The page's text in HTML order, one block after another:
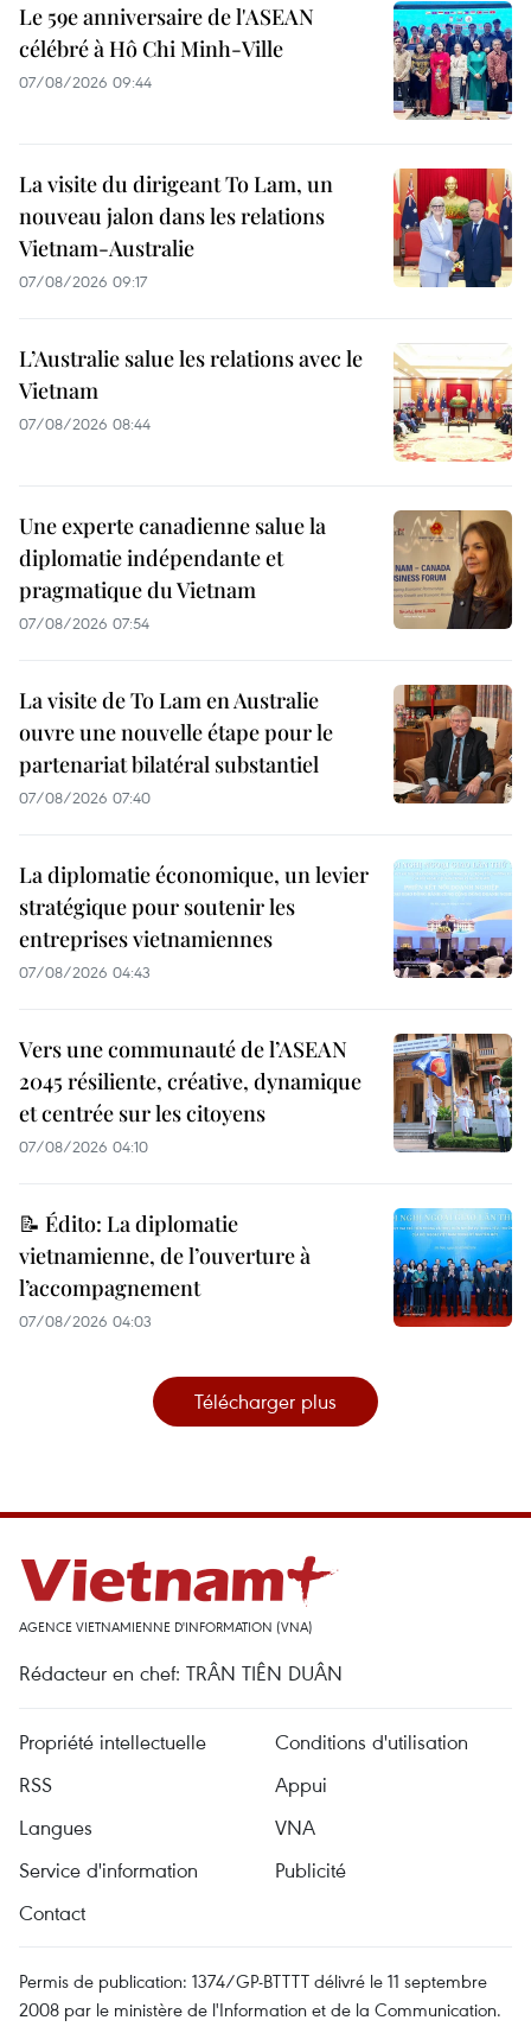
Le 59e anniversaire de l'ASEAN
célébré à Hô Chi Minh-Ville
07/08/2026 09:44
La visite du dirigeant To Lam, un
nouveau jalon dans les relations
Vietnam-Australie
07/08/2026 09:17
L’Australie salue les relations avec le
Vietnam
07/08/2026 08:44
Une experte canadienne salue la
diplomatie indépendante et
pragmatique du Vietnam
07/08/2026 07:54
La visite de To Lam en Australie
ouvre une nouvelle étape pour le
partenariat bilatéral substantiel
07/08/2026 07:40
La diplomatie économique, un levier
stratégique pour soutenir les
entreprises vietnamiennes
07/08/2026 04:43
Vers une communauté de l’ASEAN
2045 résiliente, créative, dynamique
et centrée sur les citoyens
07/08/2026 04:10
📝 Édito: La diplomatie
vietnamienne, de l’ouverture à
l’accompagnement
07/08/2026 04:03
Télécharger plus
AGENCE VIETNAMIENNE D'INFORMATION (VNA)
Rédacteur en chef: TRÂN TIÊN DUÂN
Propriété intellectuelle
Conditions d'utilisation
RSS
Appui
Langues
VNA
Service d'information
Publicité
Contact
Permis de publication: 1374/GP-BTTTT délivré le 11 septembre
2008 par le ministère de l'Information et de la Communication.